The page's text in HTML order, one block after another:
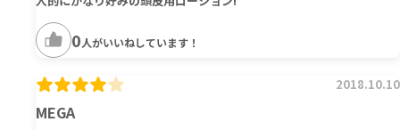
0人がいいねしています！
MEGA
2018.10.10